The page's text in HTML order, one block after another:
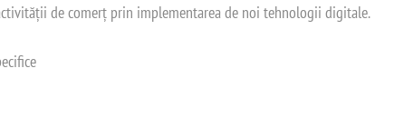
de comerț prin implementarea de noi tehnologii digitale.